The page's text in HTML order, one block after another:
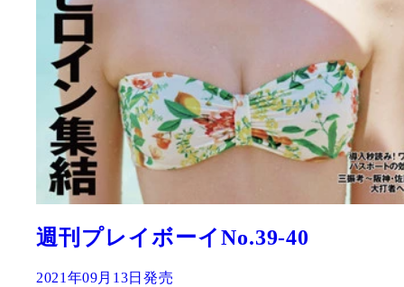
週刊プレイボーイNo.39-40
2021年09月13日発売